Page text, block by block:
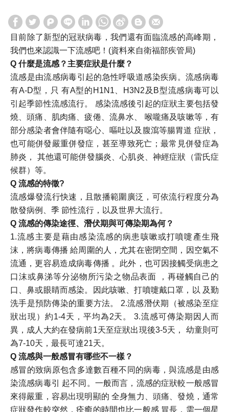
目前除了新型的冠狀病毒，我們還有面臨流感的高峰期，
我們也來認識一下流感吧！(資料來自衛福部疾管局)
Q 什麼是流感？主要症狀是什麼？
流感是由流感病毒引起的急性呼吸道感染疾病。流感病毒
有A-D型，只 有A型的H1N1、H3N2及B型流感病毒可以
引起季節性流感流行。 感染流感後引起的症狀主要包括發
燒、頭痛、肌肉痛、疲倦、流鼻水、 喉嚨痛及咳嗽等，有
部分感染者會伴隨有噁心、嘔吐以及腹瀉等腸胃道 症狀，
也可能併發嚴重併發症，甚至導致死亡；最常見併發症為
肺炎， 其他還可能併發腦炎、心肌炎、神經症狀（雷氏症
候群）等。
Q 流感的特徵?
流感爆發流行快速，且散播範圍廣泛，可依流行程度分為
散發病例、季 節性流行，以及世界大流行。
Q 流感的傳染途徑、潛伏期與可傳染期為何？​
1.流感主要是藉由感染流感的病患咳嗽或打噴嚏產生飛
沫，將病毒傳播 給周圍的人，尤其在密閉空間，因空氣不
流通，更容易造成病毒傳播 。此外，也可因接觸受病患之
口沫或鼻涕等分泌物所污染之物品表面 ，再碰觸自己的
口、鼻或眼睛而感染。因此咳嗽、打噴嚏戴口罩，以 及勤
洗手是預防傳染的重要方法。 2.流感潛伏期（被感染至症
狀出現）約1-4天，平均為2天。 3.流感可傳染期因人而
異，成人大約在發病前1天至症狀出現後3-5天， 幼童則可
為7-10天，最長可達21天。
Q 流感與一般感冒有哪些不一樣？​
感冒的致病原包含多達數百種不同的病毒，與流感是由感
染流感病毒引 起不同。一般而言，流感的症狀較一般感冒
來得嚴重，容易出現明顯的 全身無力、頭痛、發燒，通常
症狀發作較突然，痊癒的時間也比一般感 冒長，需一個星